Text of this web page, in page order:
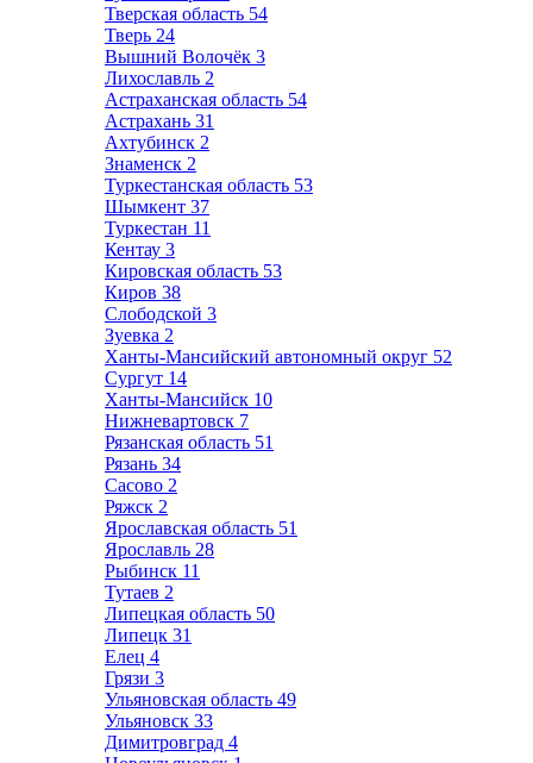
Тверская область 54
Тверь 24
Вышний Волочёк 3
Лихославль 2
Астраханская область 54
Астрахань 31
Ахтубинск 2
Знаменск 2
Туркестанская область 53
Шымкент 37
Туркестан 11
Кентау 3
Кировская область 53
Киров 38
Слободской 3
Зуевка 2
Ханты-Мансийский автономный округ 52
Сургут 14
Ханты-Мансийск 10
Нижневартовск 7
Рязанская область 51
Рязань 34
Сасово 2
Ряжск 2
Ярославская область 51
Ярославль 28
Рыбинск 11
Тутаев 2
Липецкая область 50
Липецк 31
Елец 4
Грязи 3
Ульяновская область 49
Ульяновск 33
Димитровград 4